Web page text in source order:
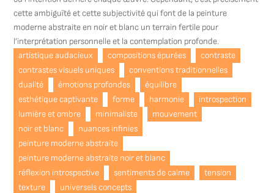
cette ambiguïté et cette subjectivité qui font de la peinture
moderne abstraite en noir et blanc un terrain fertile pour
l’interprétation personnelle et la contemplation profonde.
artistique audacieux
compositions épurées
contraste
contrastes visuels uniques
conventions traditionnelles
dualité
émotions profondes
équilibre
esthétique captivante
forme harmonie
introspection
lumière et ombre
minimaliste
mouvement
noir et blanc
nuances infinies
peinture moderne abstraite
peinture moderne abstraite noir et blanc
réflexion introspective
sentiments de calme
tension
texture
universels concepts